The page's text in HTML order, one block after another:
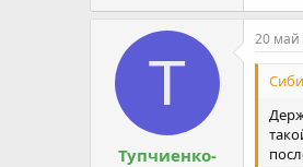
Т
Тупчиенко-
20 май